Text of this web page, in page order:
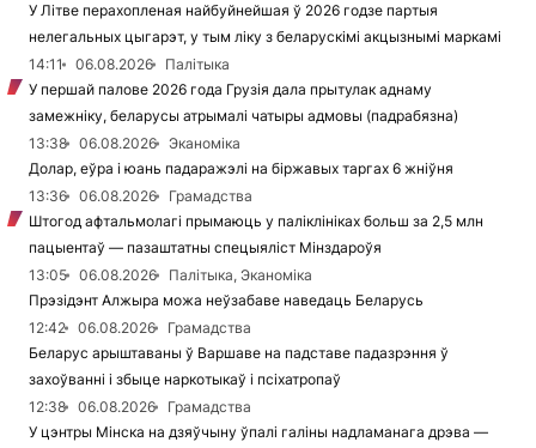
У Літве перахопленая найбуйнейшая ў 2026 годзе партыя
нелегальных цыгарэт, у тым ліку з беларускімі акцызнымі маркамі
14:11
06.08.2026
Палітыка
У першай палове 2026 года Грузія дала прытулак аднаму
замежніку, беларусы атрымалі чатыры адмовы (падрабязна)
13:38
06.08.2026
Эканоміка
Долар, еўра і юань падаражэлі на біржавых таргах 6 жніўня
13:36
06.08.2026
Грамадства
Штогод афтальмолагі прымаюць у паліклініках больш за 2,5 млн
пацыентаў — пазаштатны спецыяліст Мінздароўя
13:05
06.08.2026
Палітыка, Эканоміка
Прэзідэнт Алжыра можа неўзабаве наведаць Беларусь
12:42
06.08.2026
Грамадства
Беларус арыштаваны ў Варшаве на падставе падазрэння ў
захоўванні і збыце наркотыкаў і псіхатропаў
12:38
06.08.2026
Грамадства
У цэнтры Мінска на дзяўчыну ўпалі галіны надламанага дрэва —